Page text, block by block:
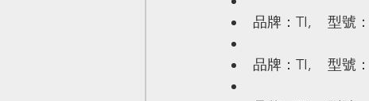
品牌：TI,    型號
品牌：TI,    型號